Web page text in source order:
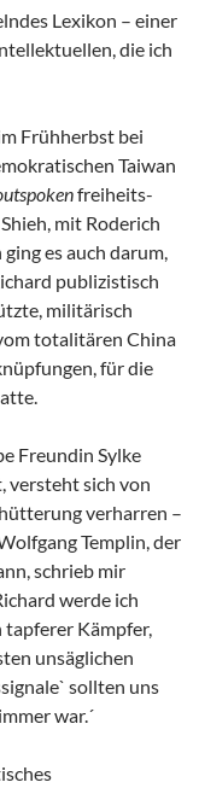
Lexikon – einer
die ich
Frühherbst bei
Taiwan
freiheits-
mit Roderich
es auch darum,
publizistisch
militärisch
totalitären China
für die
Freundin Sylke
versteht sich von
verharren –
Templin, der
schrieb mir
werde ich
Kämpfer,
unsäglichen
sollten uns
war.´